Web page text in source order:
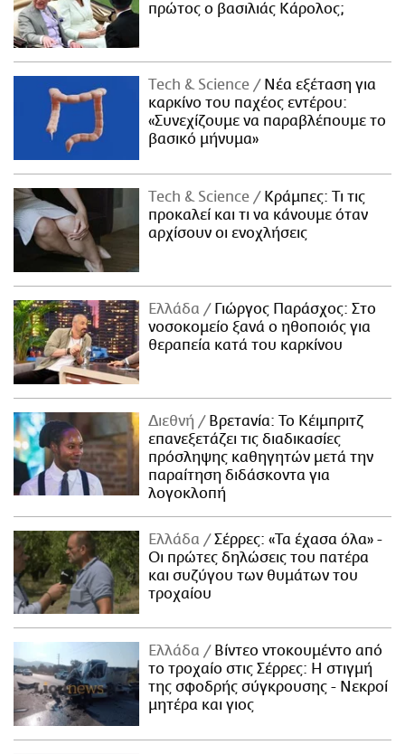
πρώτος ο βασιλιάς Κάρολος;
Τech & Science
Νέα εξέταση για
καρκίνο του παχέος εντέρου:
«Συνεχίζουμε να παραβλέπουμε το
βασικό μήνυμα»
Τech & Science
Κράμπες: Τι τις
προκαλεί και τι να κάνουμε όταν
αρχίσουν οι ενοχλήσεις
Ελλάδα
Γιώργος Παράσχος: Στο
νοσοκομείο ξανά ο ηθοποιός για
θεραπεία κατά του καρκίνου
Διεθνή
Βρετανία: Το Κέιμπριτζ
επανεξετάζει τις διαδικασίες
πρόσληψης καθηγητών μετά την
παραίτηση διδάσκοντα για
λογοκλοπή
Ελλάδα
Σέρρες: «Τα έχασα όλα» -
Οι πρώτες δηλώσεις του πατέρα
και συζύγου των θυμάτων του
τροχαίου
Ελλάδα
Βίντεο ντοκουμέντο από
το τροχαίο στις Σέρρες: Η στιγμή
της σφοδρής σύγκρουσης - Νεκροί
μητέρα και γιος